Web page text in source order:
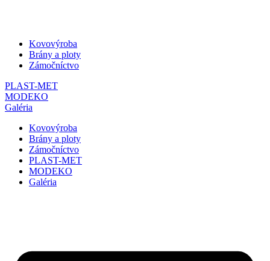
Kovovýroba
Brány a ploty
Zámočníctvo
PLAST-MET
MODEKO
Galéria
Kovovýroba
Brány a ploty
Zámočníctvo
PLAST-MET
MODEKO
Galéria